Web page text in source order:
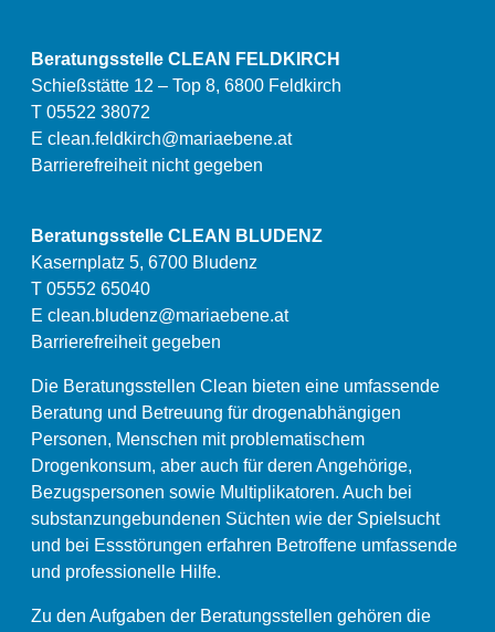
Beratungsstelle CLEAN FELDKIRCH
Schießstätte 12 – Top 8, 6800 Feldkirch
T 05522 38072
E clean.feldkirch@mariaebene.at
Barrierefreiheit nicht gegeben
Beratungsstelle CLEAN BLUDENZ
Kasernplatz 5, 6700 Bludenz
T 05552 65040
E clean.bludenz@mariaebene.at
Barrierefreiheit gegeben
Die Beratungsstellen Clean bieten eine umfassende
Beratung und Betreuung für drogenabhängigen
Personen, Menschen mit problematischem
Drogenkonsum, aber auch für deren Angehörige,
Bezugspersonen sowie Multiplikatoren. Auch bei
substanzungebundenen Süchten wie der Spielsucht
und bei Essstörungen erfahren Betroffene umfassende
und professionelle Hilfe.
Zu den Aufgaben der Beratungsstellen gehören die